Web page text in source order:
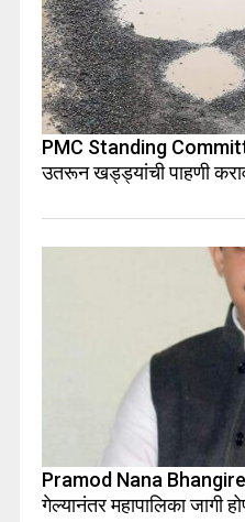
PMC Standing
उतरून खड्ड्यांची पाहणी
Pramod Nana Bhangire
गेल्यानंतर महापालिका जागी